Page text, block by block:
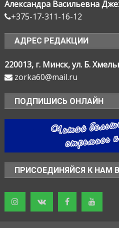
Александра Васильевна
+375-17-311-16-12
АДРЕС РЕДАКЦИИ
220013, г. Минск, ул. Б.
zorka60@mail.ru
ПОДПИШИСЬ ОНЛАЙН
ПРИСОЕДИНЯЙСЯ К НАМ